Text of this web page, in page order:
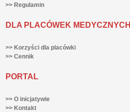
>> Regulamin
DLA PLACÓWEK MEDYCZNYCH
>> Korzyści dla placówki
>> Cennik
PORTAL
>> O inicjatywie
>> Kontakt